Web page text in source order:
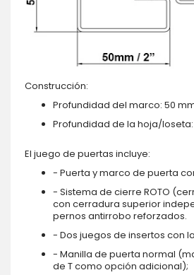
Construcción:
Profundidad del marco: 50
Profundidad de la hoja/
El juego de puertas incluye:
- Puerta y marco de puerta
- Sistema de cierre ROTO
con cerradura superior
pernos antirrobo reforzados.
- Dos juegos de insertos con
- Manilla de puerta normal
de T como opción adicional);